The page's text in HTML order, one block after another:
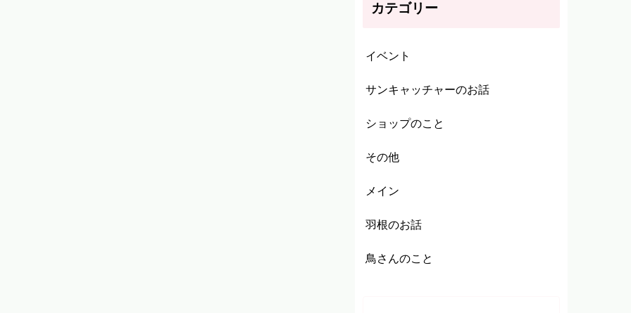
カテゴリー
イベント
サンキャッチャーのお話
ショップのこと
その他
メイン
羽根のお話
鳥さんのこと